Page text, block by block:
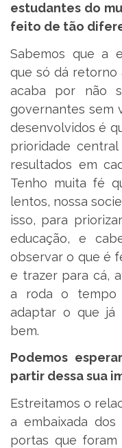
estudantes do
feito de tão
Sabemos que a
que só dá retorno
acaba por não
governantes sem
desenvolvidos é
prioridade
resultados em
Tenho muita fé
lentos, nossa
isso, para
educação, e
observar o que é
e trazer para cá,
a roda o tempo
adaptar o que já
bem.
Podemos
partir dessa sua
Estreitamos o
a embaixada
portas que foram